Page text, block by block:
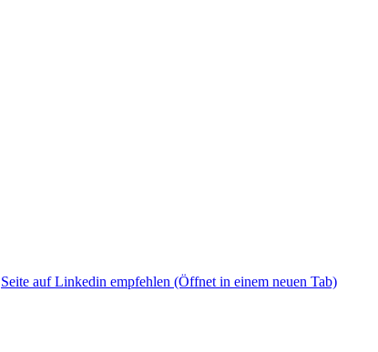
Seite auf Linkedin empfehlen (Öffnet in einem neuen Tab)